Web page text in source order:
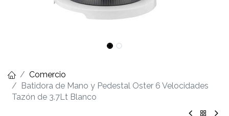
Comercio
Batidora de Mano y Pedestal Oster 6 Velocidades
Tazón de 3.7Lt Blanco